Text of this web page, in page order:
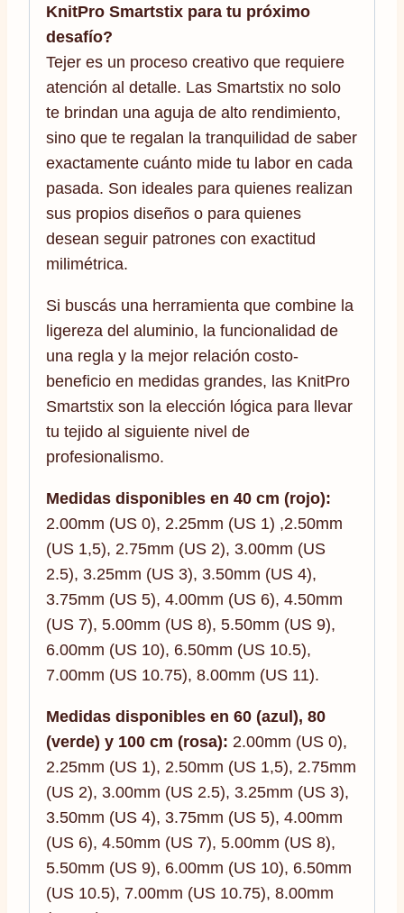
KnitPro Smartstix para tu próximo
desafío?
Tejer es un proceso creativo que requiere
atención al detalle. Las Smartstix no solo
te brindan una aguja de alto rendimiento,
sino que te regalan la tranquilidad de saber
exactamente cuánto mide tu labor en cada
pasada. Son ideales para quienes realizan
sus propios diseños o para quienes
desean seguir patrones con exactitud
milimétrica.
Si buscás una herramienta que combine la
ligereza del aluminio, la funcionalidad de
una regla y la mejor relación costo-
beneficio en medidas grandes, las KnitPro
Smartstix son la elección lógica para llevar
tu tejido al siguiente nivel de
profesionalismo.
Medidas disponibles en 40 cm (rojo):
2.00mm (US 0), 2.25mm (US 1) ,2.50mm
(US 1,5), 2.75mm (US 2), 3.00mm (US
2.5), 3.25mm (US 3), 3.50mm (US 4),
3.75mm (US 5), 4.00mm (US 6), 4.50mm
(US 7), 5.00mm (US 8), 5.50mm (US 9),
6.00mm (US 10), 6.50mm (US 10.5),
7.00mm (US 10.75), 8.00mm (US 11).
Medidas disponibles en 60 (azul), 80
(verde) y 100 cm (rosa): 2.00mm (US 0),
2.25mm (US 1), 2.50mm (US 1,5), 2.75mm
(US 2), 3.00mm (US 2.5), 3.25mm (US 3),
3.50mm (US 4), 3.75mm (US 5), 4.00mm
(US 6), 4.50mm (US 7), 5.00mm (US 8),
5.50mm (US 9), 6.00mm (US 10), 6.50mm
(US 10.5), 7.00mm (US 10.75), 8.00mm